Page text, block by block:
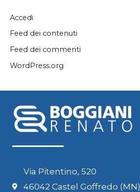
Accedi
Feed dei contenuti
Feed dei commenti
WordPress.org
Via Pitentino, 520
46042 Castel Goffredo (MN)